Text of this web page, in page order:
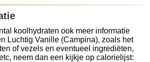
koolhydraten ook meer informatie
Luchtig Vanille (Campina), zoals het
of vezels en eventueel ingrediëten,
neem dan een kijkje op calorielijst: